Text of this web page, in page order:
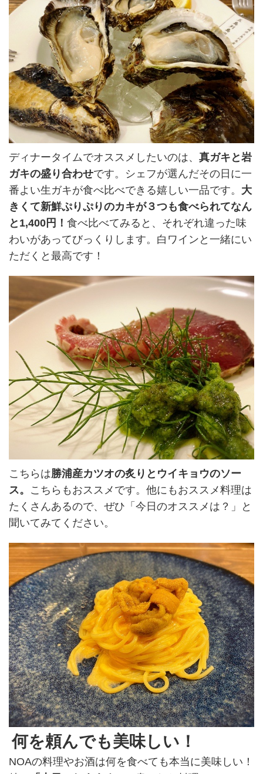
ディナータイムでオススメしたいのは、 真ガキと岩
ガキの盛り合わせです。シェフが選んだその日に一
番よい生ガキが食べ比べできる嬉しい一品です。 大
きくて新鮮ぷりぷりのカキが３つも食べられてなん
と1,400円！ 食べ比べてみると、それぞれ違った味
わいがあってびっくりします。白ワインと一緒にい
ただくと最高です！
こちらは勝浦産カツオの炙りとウイキョウのソー
ス。 こちらもおススメです。他にもおススメ料理は
たくさんあるので、ぜひ「今日のオススメは？」と
聞いてみてください。
何を頼んでも美味しい！
NOAの料理やお酒は何を食べても本当に美味しい！